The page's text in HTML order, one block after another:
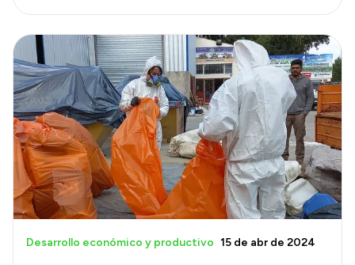
Desarrollo económico y productivo 15 de abr de 2024